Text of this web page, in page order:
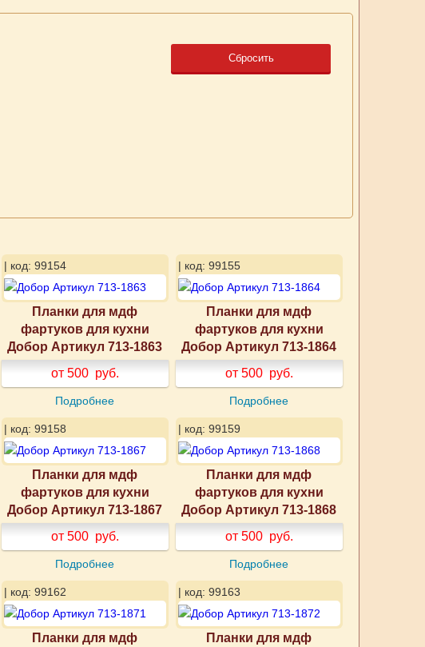
Сбросить
| код: 99154
Планки для мдф
фартуков для кухни
Добор Артикул 713-1863
от 500 руб.
Подробнее
| код: 99155
Планки для мдф
фартуков для кухни
Добор Артикул 713-1864
от 500 руб.
Подробнее
| код: 99158
Планки для мдф
фартуков для кухни
Добор Артикул 713-1867
от 500 руб.
Подробнее
| код: 99159
Планки для мдф
фартуков для кухни
Добор Артикул 713-1868
от 500 руб.
Подробнее
| код: 99162
Планки для мдф
| код: 99163
Планки для мдф